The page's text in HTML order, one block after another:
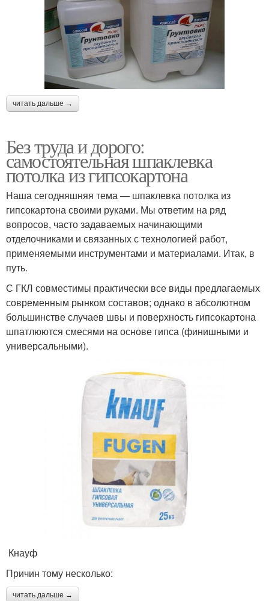
читать дальше →
Без труда и дорого:
самостоятельная шпаклевка
потолка из гипсокартона
Наша сегодняшняя тема — шпаклевка потолка из
гипсокартона своими руками. Мы ответим на ряд
вопросов, часто задаваемых начинающими
отделочниками и связанных с технологией работ,
применяемыми инструментами и материалами. Итак, в
путь.
С ГКЛ совместимы практически все виды предлагаемых
современным рынком составов; однако в абсолютном
большинстве случаев швы и поверхность гипсокартона
шпатлюются смесями на основе гипса (финишными и
универсальными).
Кнауф
Причин тому несколько:
читать дальше →